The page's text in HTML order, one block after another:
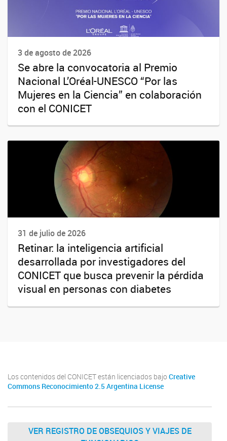
3 de agosto de 2026
Se abre la convocatoria al Premio
Nacional L’Oréal-UNESCO “Por las
Mujeres en la Ciencia” en colaboración
con el CONICET
31 de julio de 2026
Retinar: la inteligencia artificial
desarrollada por investigadores del
CONICET que busca prevenir la pérdida
visual en personas con diabetes
Los contenidos del CONICET están licenciados bajo Creative
Commons Reconocimiento 2.5 Argentina License
VER REGISTRO DE OBSEQUIOS Y VIAJES DE